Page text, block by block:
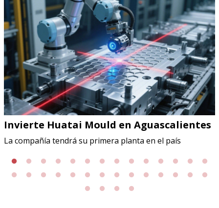
Invierte Huatai Mould en Aguascalientes
La compañía tendrá su primera planta en el país